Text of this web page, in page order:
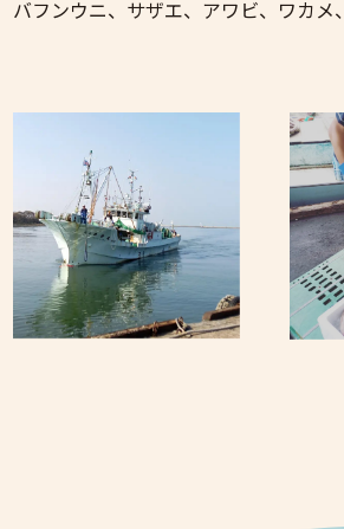
バフンウニ、サザエ、アワビ、ワカ